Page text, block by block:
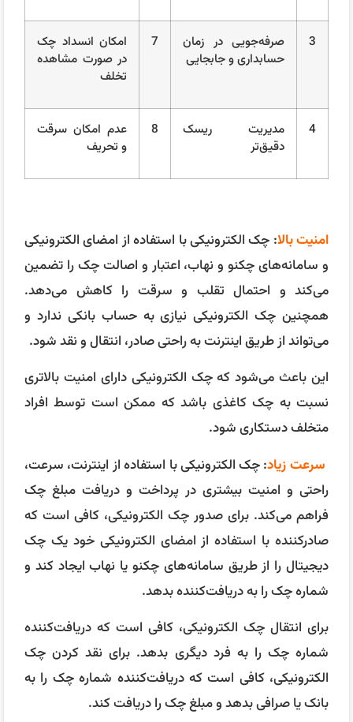
3
صرفه‌جویی در زمان
حسابداری و جابجایی
7
امکان انسداد چک
در صورت مشاهده
تخلف
4
مدیریت ریسک
دقیق‌تر
8
عدم امکان سرقت
و تحریف
امنیت بالا: چک الکترونیکی با استفاده از امضای الکترونیکی
و سامانه‌های چکنو و نهاب، اعتبار و اصالت چک را تضمین
می‌کند و احتمال تقلب و سرقت را کاهش می‌دهد.
همچنین چک الکترونیکی نیازی به حساب بانکی ندارد و
می‌تواند از طریق اینترنت به راحتی صادر، انتقال و نقد شود.
این باعث می‌شود که چک الکترونیکی دارای امنیت بالاتری
نسبت به چک کاغذی باشد که ممکن است توسط افراد
متخلف دستکاری شود.
سرعت زیاد: چک الکترونیکی با استفاده از اینترنت، سرعت،
راحتی و امنیت بیشتری در پرداخت و دریافت مبلغ چک
فراهم می‌کند. برای صدور چک الکترونیکی، کافی است که
صادرکننده با استفاده از امضای الکترونیکی خود یک چک
دیجیتال را از طریق سامانه‌های چکنو یا نهاب ایجاد کند و
شماره چک را به دریافت‌کننده بدهد.
برای انتقال چک الکترونیکی، کافی است که دریافت‌کننده
شماره چک را به فرد دیگری بدهد. برای نقد کردن چک
الکترونیکی، کافی است که دریافت‌کننده شماره چک را به
بانک یا صرافی بدهد و مبلغ چک را دریافت کند.